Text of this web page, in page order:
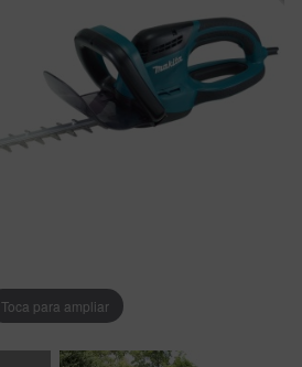
Toca para ampliar